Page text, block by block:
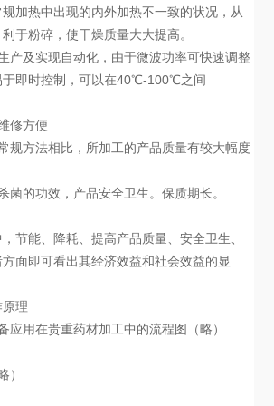
加热中出现的内外加热不一致的状况，从
于粉碎，使干燥质量大大提高。
产及实现自动化，由于微波功率可快速调整
于即时控制，可以在40℃-100℃之间
修方便
规方法相比，所加工的产品质量有较大幅度
菌的功效，产品安全卫生。保质期长。
节能、降耗、提高产品质量、安全卫生、
面即可看出其经济效益和社会效益的显
理
应用在贵重药材加工中的流程图（略）
）